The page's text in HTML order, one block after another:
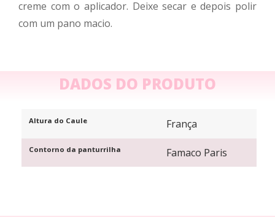
creme com o aplicador. Deixe secar e depois polir
com um pano macio.
DADOS DO PRODUTO
Altura do Caule França
Contorno da panturrilha Famaco Paris